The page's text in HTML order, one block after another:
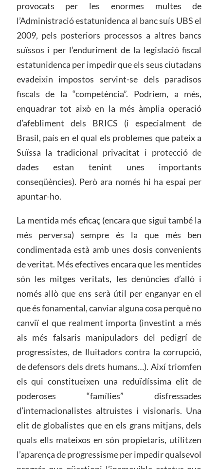
provocats per les enormes multes de
l’Administració estatunidenca al banc suís UBS el
2009, pels posteriors processos a altres bancs
suïssos i per l’enduriment de la legislació fiscal
estatunidenca per impedir que els seus ciutadans
evadeixin impostos servint-se dels paradisos
fiscals de la “competència”. Podríem, a més,
enquadrar tot això en la més àmplia operació
d’afebliment dels BRICS (i especialment de
Brasil, país en el qual els problemes que pateix a
Suïssa la tradicional privacitat i protecció de
dades estan tenint unes importants
conseqüències). Però ara només hi ha espai per
apuntar-ho.
La mentida més eficaç (encara que sigui també la
més perversa) sempre és la que més ben
condimentada està amb unes dosis convenients
de veritat. Més efectives encara que les mentides
són les mitges veritats, les denúncies d’allò i
només allò que ens serà útil per enganyar en el
que és fonamental, canviar alguna cosa perquè no
canviï el que realment importa (investint a més
als més falsaris manipuladors del pedigrí de
progressistes, de lluitadors contra la corrupció,
de defensors dels drets humans…). Així triomfen
els qui constitueixen una reduïdíssima elit de
poderoses “famílies” disfressades
d’internacionalistes altruistes i visionaris. Una
elit de globalistes que en els grans mitjans, dels
quals ells mateixos en són propietaris, utilitzen
l’aparença de progressisme per impedir qualsevol